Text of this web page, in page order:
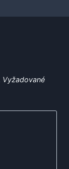
Vyžadované